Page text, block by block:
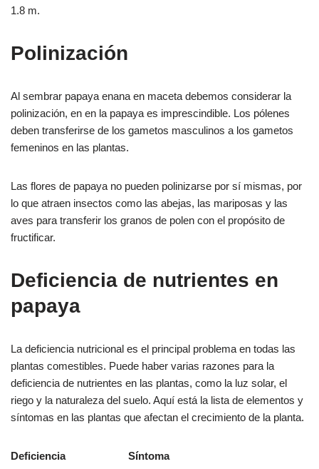
1.8 m.
Polinización
Al sembrar papaya enana en maceta debemos considerar la
polinización, en en la papaya es imprescindible. Los pólenes
deben transferirse de los gametos masculinos a los gametos
femeninos en las plantas.
Las flores de papaya no pueden polinizarse por sí mismas, por
lo que atraen insectos como las abejas, las mariposas y las
aves para transferir los granos de polen con el propósito de
fructificar.
Deficiencia de nutrientes en
papaya
La deficiencia nutricional es el principal problema en todas las
plantas comestibles. Puede haber varias razones para la
deficiencia de nutrientes en las plantas, como la luz solar, el
riego y la naturaleza del suelo. Aquí está la lista de elementos y
síntomas en las plantas que afectan el crecimiento de la planta.
Deficiencia Síntoma